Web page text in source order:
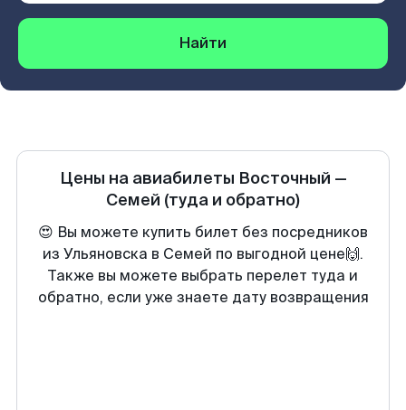
Найти
Цены на авиабилеты Восточный —
Семей (туда и обратно)
😍 Вы можете купить билет без посредников
из Ульяновска в Семей по выгодной цене🙌.
Также вы можете выбрать перелет туда и
обратно, если уже знаете дату возвращения